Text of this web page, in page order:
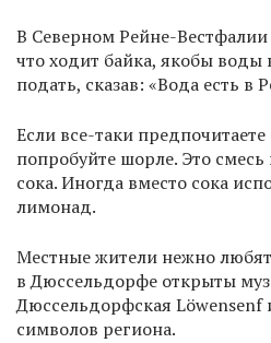
В Северном Рейне-
что ходит байка, якобы воды
подать, сказав: «Вода есть в
Если все-таки предпочитаете
попробуйте шорле. Это
сока. Иногда вместо сока
лимонад.
Местные жители нежно
в Дюссельдорфе открыты
Дюссельдорфская Löwensenf
символов региона.